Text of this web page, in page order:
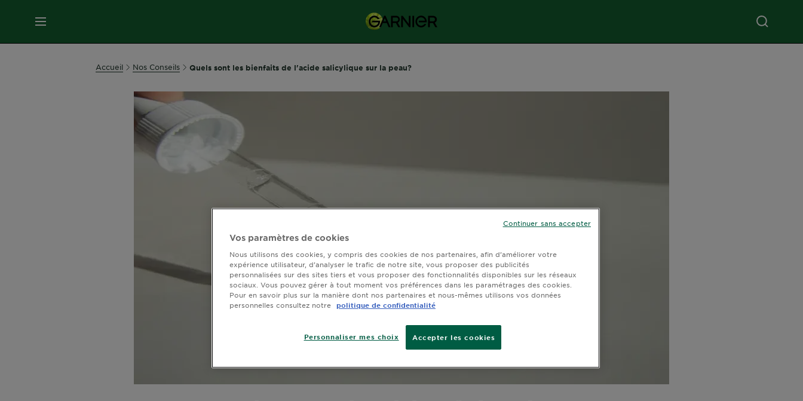
MENU
Accueil Nos Conseils Quels sont les bienfaits de l'acide salicylique sur la peau?
Vos paramètres de cookies
Nous utilisons des cookies, y compris des cookies de nos partenaires, afin d’améliorer votre
expérience utilisateur, d’analyser le trafic de notre site, vous proposer des publicités
personnalisées sur des sites tiers et vous proposer des fonctionnalités disponibles sur les réseaux
sociaux. Vous pouvez gérer à tout moment vos préférences dans les paramétrages des cookies.
Pour en savoir plus sur la manière dont nos partenaires et nous-mêmes utilisons vos données
personnelles consultez notre
politique de confidentialité
Accepter les cookies
Personnaliser mes choix
Continuer sans accepter